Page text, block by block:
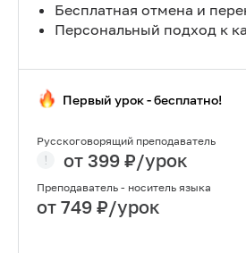
Бесплатная отмена и
Персональный подход к
Первый урок - бесплатно!
Русскоговорящий преподаватель
от 399 ₽/урок
Преподаватель - носитель языка
от 749 ₽/урок